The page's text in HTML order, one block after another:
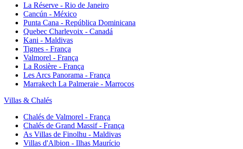
La Réserve - Rio de Janeiro
Cancún - México
Punta Cana - República Dominicana
Quebec Charlevoix - Canadá
Kani - Maldivas
Tignes - França
Valmorel - França
La Rosière - França
Les Arcs Panorama - França
Marrakech La Palmeraie - Marrocos
Villas & Chalés
Chalés de Valmorel - França
Chalés de Grand Massif - França
As Villas de Finolhu - Maldivas
Villas d'Albion - Ilhas Maurício